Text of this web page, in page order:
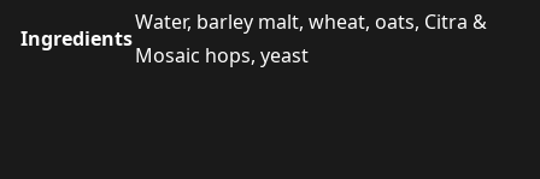
Ingredients
Water, barley malt, wheat, oats, Citra &
Mosaic hops, yeast